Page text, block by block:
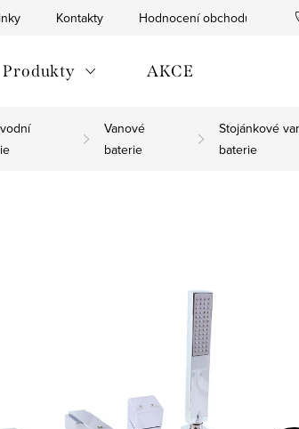
Kontakty Hodnocení obchodu
Produkty AKCE
Vanové
baterie
Stojánkové
baterie